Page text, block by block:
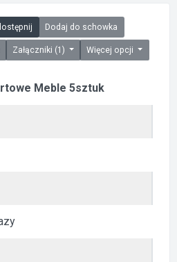
Dodaj do schowka
Załączniki (1) Więcej opcji
Meble 5sztuk